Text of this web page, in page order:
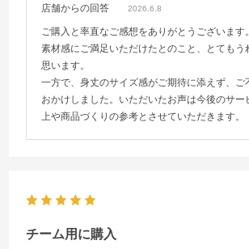
店舗からの回答 2026.6.8
ご購入と率直なご感想をありがとうございます。
素材感にご満足いただけたとのこと、とてもう
思います。
一方で、身丈のサイズ感がご期待に添えず、ご
おかけしました。いただいたお声は今後のサー
上や商品づくりの参考とさせていただきます。
チーム用に購入